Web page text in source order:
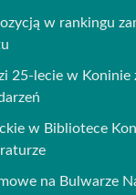
w rankingu
25-lecie w Koninie
w Bibliotece
na Bulwarze